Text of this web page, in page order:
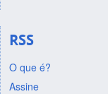
RSS
O que é?
Assine